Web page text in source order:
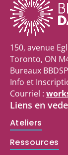
150, avenue
Toronto, ON
Bureaux
Info et
Courriel :
Liens en
Ateliers
Ressources